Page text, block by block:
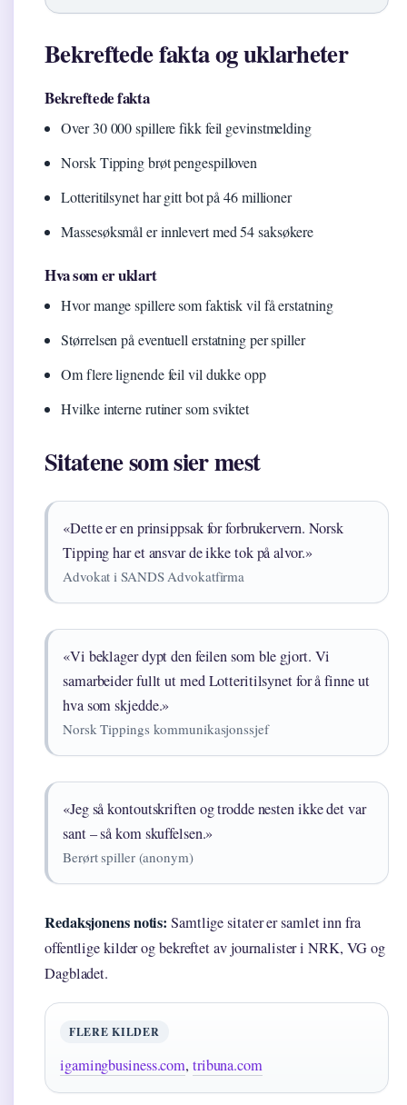
Bekreftede fakta og uklarheter
Bekreftede fakta
Over 30 000 spillere fikk feil gevinstmelding
Norsk Tipping brøt pengespilloven
Lotteritilsynet har gitt bot på 46 millioner
Massesøksmål er innlevert med 54 saksøkere
Hva som er uklart
Hvor mange spillere som faktisk vil få erstatning
Størrelsen på eventuell erstatning per spiller
Om flere lignende feil vil dukke opp
Hvilke interne rutiner som sviktet
Sitatene som sier mest
«Dette er en prinsippsak for forbrukervern. Norsk
Tipping har et ansvar de ikke tok på alvor.»
Advokat i SANDS Advokatfirma
«Vi beklager dypt den feilen som ble gjort. Vi
samarbeider fullt ut med Lotteritilsynet for å finne ut
hva som skjedde.»
Norsk Tippings kommunikasjonssjef
«Jeg så kontoutskriften og trodde nesten ikke det var
sant – så kom skuffelsen.»
Berørt spiller (anonym)
Redaksjonens notis: Samtlige sitater er samlet inn fra
offentlige kilder og bekreftet av journalister i NRK, VG og
Dagbladet.
FLERE KILDER
igamingbusiness.com, tribuna.com